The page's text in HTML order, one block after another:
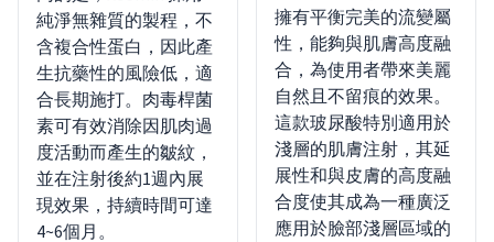
純淨無雜質的製程，不
含複合性蛋白，因此產
生抗藥性的風險低，適
合長期施打。肉毒桿菌
素可有效消除因肌肉過
度活動而產生的皺紋，
並在注射後約1週內展
現效果，持續時間可達
4~6個月。
擁有平衡完美的流變屬
性，能夠與肌膚高度融
合，為使用者帶來美麗
自然且不留痕的效果。
這款玻尿酸特別適用於
淺層的肌膚注射，其延
展性和與皮膚的高度融
合度使其成為一種廣泛
應用於臉部淺層區域的